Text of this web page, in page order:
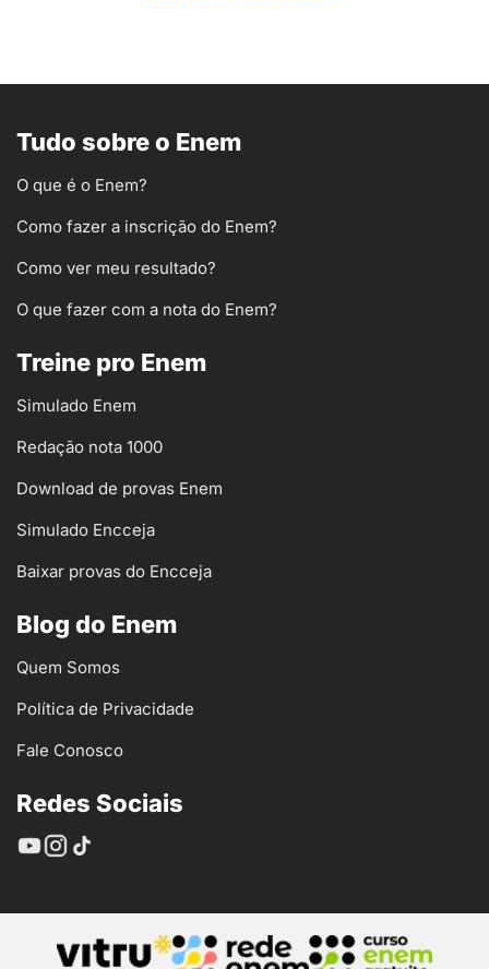
Tudo sobre o Enem
O que é o Enem?
Como fazer a inscrição do Enem?
Como ver meu resultado?
O que fazer com a nota do Enem?
Treine pro Enem
Simulado Enem
Redação nota 1000
Download de provas Enem
Simulado Encceja
Baixar provas do Encceja
Blog do Enem
Quem Somos
Política de Privacidade
Fale Conosco
Redes Sociais